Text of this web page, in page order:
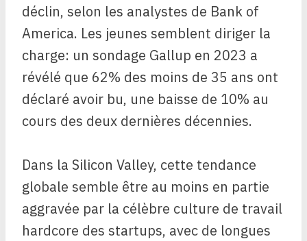
déclin, selon les analystes de Bank of
America. Les jeunes semblent diriger la
charge: un sondage Gallup en 2023 a
révélé que 62% des moins de 35 ans ont
déclaré avoir bu, une baisse de 10% au
cours des deux dernières décennies.
Dans la Silicon Valley, cette tendance
globale semble être au moins en partie
aggravée par la célèbre culture de travail
hardcore des startups, avec de longues